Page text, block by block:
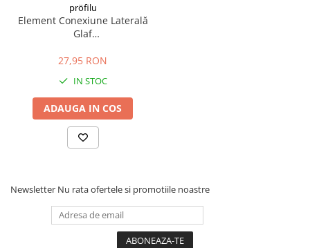
Profile Tencuieli și Glet
Profile Betoane
Reparare Beton, Subturnări și
Ancorări
Mortare Speciale
Solbancuri / Pervaze
pröfilu
Element Conexiune Laterală
Glaf
SP Flex 2m
27,95 RON
IN STOC
ADAUGA IN COS
Newsletter Nu rata ofertele si promotiile noastre